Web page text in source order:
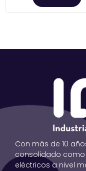
Con más de 10
consolidado
eléctricos a nivel